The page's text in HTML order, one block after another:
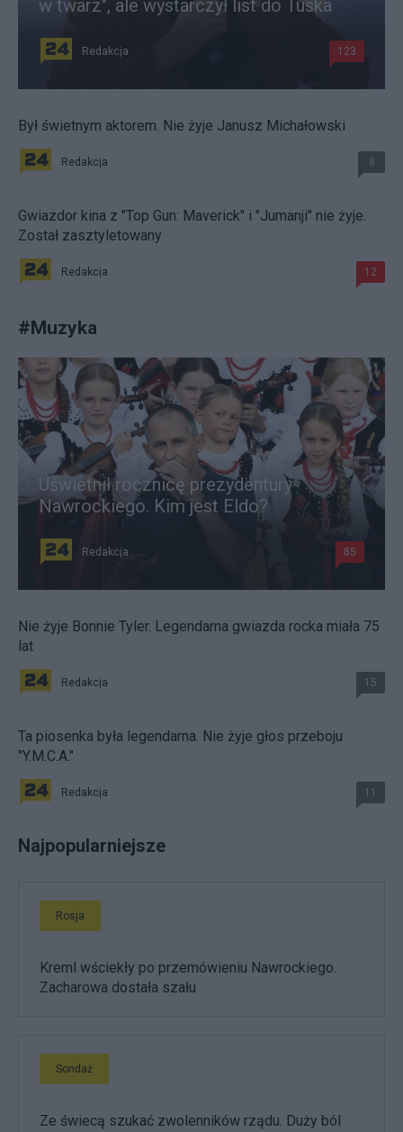
w twarz", ale wystarczył list do Tuska
Redakcja 123
Był świetnym aktorem. Nie żyje Janusz Michałowski
Redakcja 8
Gwiazdor kina z "Top Gun: Maverick" i "Jumanji" nie żyje.
Został zasztyletowany
Redakcja 12
#Muzyka
Uświetnił rocznicę prezydentury
Nawrockiego. Kim jest Eldo?
Redakcja 85
Nie żyje Bonnie Tyler. Legendarna gwiazda rocka miała 75
lat
Redakcja 15
Ta piosenka była legendarna. Nie żyje głos przeboju
"Y.M.C.A."
Redakcja 11
Najpopularniejsze
Rosja
Kreml wściekły po przemówieniu Nawrockiego.
Zacharowa dostała szału
Sondaż
Ze świecą szukać zwolenników rządu. Duży ból